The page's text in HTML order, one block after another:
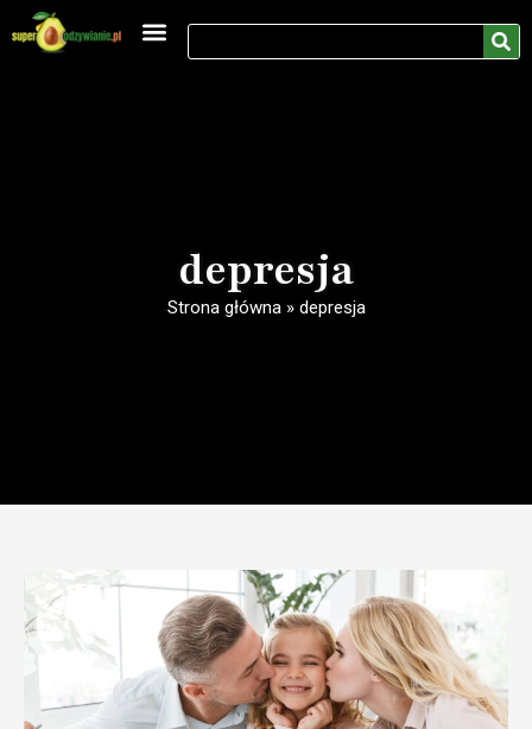
depresja
Strona główna» depresja